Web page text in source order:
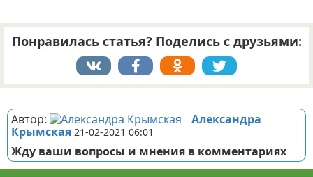
Понравилась статья? Поделись с друзьями:
Автор:
Александра
Крымская 21-02-2021 06:01
Жду ваши вопросы и мнения в комментариях